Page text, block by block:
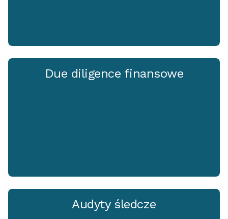
Due diligence finansowe
Audyty śledcze